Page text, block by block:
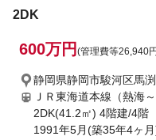
2DK
600万円 (管理費等26,940
静岡県静岡市駿河区馬
ＪＲ東海道本線（熱海
2DK(41.2㎡) 4階建/4階
1991年5月(築35年4ヶ